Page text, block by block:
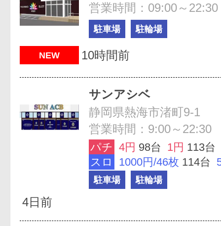
営業時間：09:00～22:30
駐車場 駐輪場
NEW 10時間前
サンアシベ
静岡県熱海市渚町9-1
営業時間：9:00～22:30
パチ 4円 98台 1円 113台
スロ
1000円/46枚 114台
駐車場 駐輪場
4日前